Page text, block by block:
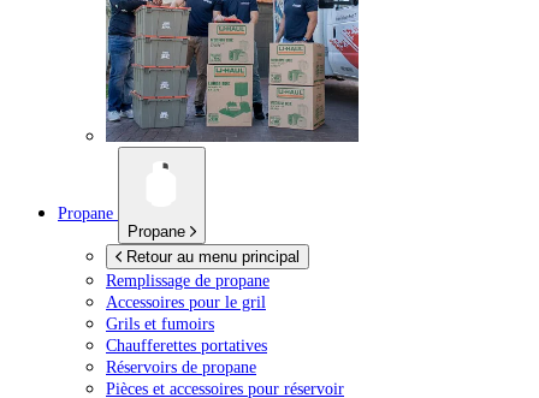
Propane
Propane
Retour au menu principal
Remplissage de propane
Accessoires pour le gril
Grils et fumoirs
Chaufferettes portatives
Réservoirs de propane
Pièces et accessoires pour réservoir